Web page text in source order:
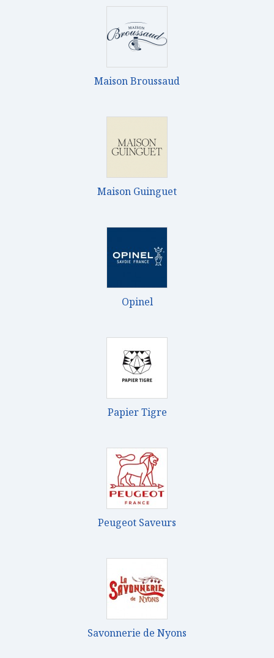
Maison Broussaud
Maison Guinguet
Opinel
Papier Tigre
Peugeot Saveurs
Savonnerie de Nyons